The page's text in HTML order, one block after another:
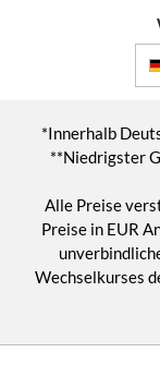
*Innerhalb
**Niedrigster
Alle Preise
Preise in EUR
Wechselkurses